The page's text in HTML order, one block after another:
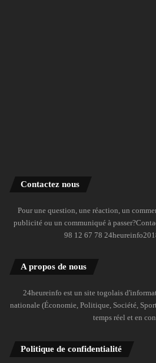
Contactez nous
Pour une question, une réaction, un
publicité ou un communiqué à
98 12 67 78
A propos de nous
24heureinfo est un site togolais
nationale (Économie, Politique, Société,
temps réel et en
Politique de confidentialité